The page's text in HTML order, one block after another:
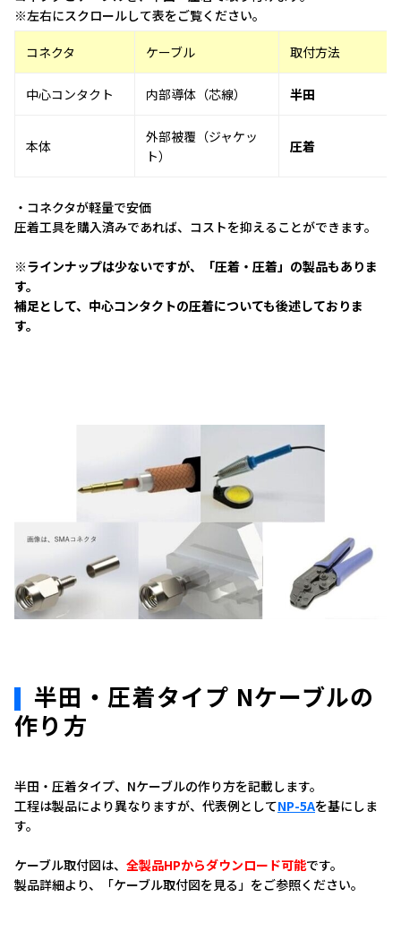
※左右にスクロールして表をご覧ください。
コネクタ ケーブル 取付方法
中心コンタクト 内部導体（芯線） 半田
本体
外部被覆（ジャケッ
ト）
圧着
・コネクタが軽量で安価
圧着工具を購入済みであれば、コストを抑えることができます。
※ラインナップは少ないですが、「圧着・圧着」の製品もありま
す。
補足として、中心コンタクトの圧着についても後述しておりま
す。
半田・圧着タイプ Nケーブルの
作り方
半田・圧着タイプ、Nケーブルの作り方を記載します。
工程は製品により異なりますが、代表例としてNP-5Aを基にしま
す。
ケーブル取付図は、 全製品HPからダウンロード可能です。
製品詳細より、「ケーブル取付図を見る」をご参照ください。